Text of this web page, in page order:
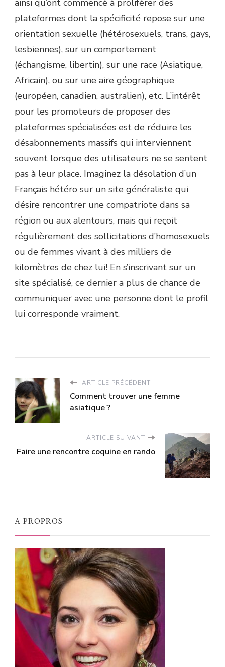
ainsi qu’ont commencé à proliférer des
plateformes dont la spécificité repose sur une
orientation sexuelle (hétérosexuels, trans, gays,
lesbiennes), sur un comportement
(échangisme, libertin), sur une race (Asiatique,
Africain), ou sur une aire géographique
(européen, canadien, australien), etc. L’intérêt
pour les promoteurs de proposer des
plateformes spécialisées est de réduire les
désabonnements massifs qui interviennent
souvent lorsque des utilisateurs ne se sentent
pas à leur place. Imaginez la désolation d’un
Français hétéro sur un site généraliste qui
désire rencontrer une compatriote dans sa
région ou aux alentours, mais qui reçoit
régulièrement des sollicitations d’homosexuels
ou de femmes vivant à des milliers de
kilomètres de chez lui! En s’inscrivant sur un
site spécialisé, ce dernier a plus de chance de
communiquer avec une personne dont le profil
lui corresponde vraiment.
ARTICLE PRÉCÉDENT
Comment trouver une femme
asiatique ?
ARTICLE SUIVANT
Faire une rencontre coquine en rando
A PROPROS